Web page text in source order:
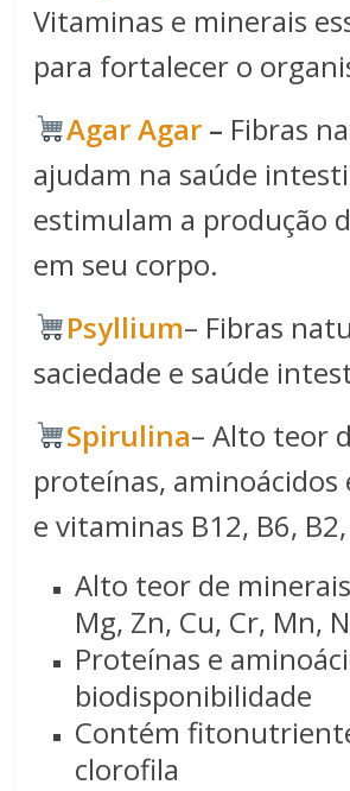
Vitaminas e minerais
para fortalecer o
Agar Agar– Fibras
ajudam na saúde
estimulam a produção
em seu corpo.
Psyllium– Fibras
saciedade e saúde
Spirulina​– Alto teor
proteínas, aminoácidos
e vitaminas B12, B6, B2,
Alto teor de minerais
Mg, Zn, Cu, Cr, Mn,
Proteínas e
biodisponibilidade
Contém
clorofila